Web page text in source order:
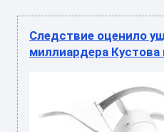
Следствие оценило
миллиардера Кустова